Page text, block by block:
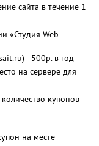
сайта в течение 1
«Студия Web
- 500р. в год
на сервере для
купонов
на месте